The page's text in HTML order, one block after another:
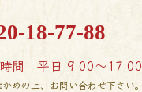
18-77-88
間 平日 9:00〜17:00
めの上、お問い合わせ下さい。